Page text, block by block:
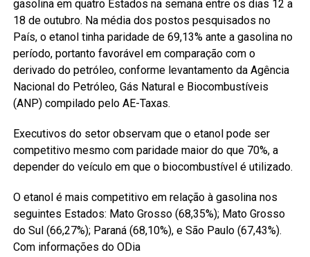
gasolina em quatro Estados na semana entre os dias 12 a
18 de outubro. Na média dos postos pesquisados no
País, o etanol tinha paridade de 69,13% ante a gasolina no
período, portanto favorável em comparação com o
derivado do petróleo, conforme levantamento da Agência
Nacional do Petróleo, Gás Natural e Biocombustíveis
(ANP) compilado pelo AE-Taxas.
Executivos do setor observam que o etanol pode ser
competitivo mesmo com paridade maior do que 70%, a
depender do veículo em que o biocombustível é utilizado.
O etanol é mais competitivo em relação à gasolina nos
seguintes Estados: Mato Grosso (68,35%); Mato Grosso
do Sul (66,27%); Paraná (68,10%), e São Paulo (67,43%).
Com informações do ODia